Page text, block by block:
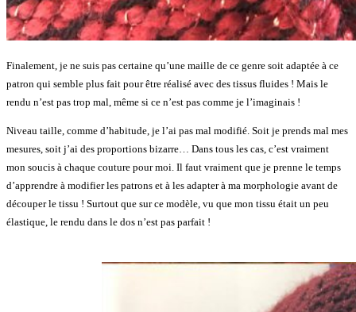
Finalement, je ne suis pas certaine qu’une maille de ce genre soit adaptée à ce
patron qui semble plus fait pour être réalisé avec des tissus fluides ! Mais le
rendu n’est pas trop mal, même si ce n’est pas comme je l’imaginais !
Niveau taille, comme d’habitude, je l’ai pas mal modifié. Soit je prends mal mes
mesures, soit j’ai des proportions bizarre… Dans tous les cas, c’est vraiment
mon soucis à chaque couture pour moi. Il faut vraiment que je prenne le temps
d’apprendre à modifier les patrons et à les adapter à ma morphologie avant de
découper le tissu ! Surtout que sur ce modèle, vu que mon tissu était un peu
élastique, le rendu dans le dos n’est pas parfait !